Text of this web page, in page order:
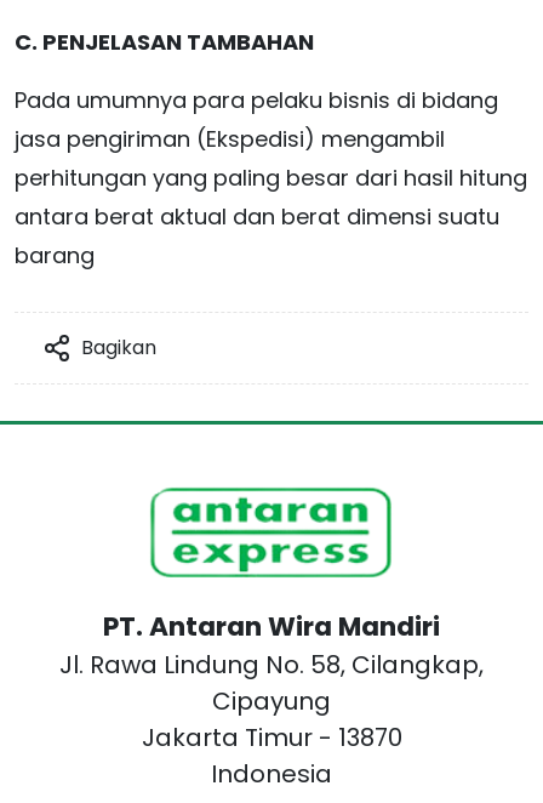
C. PENJELASAN TAMBAHAN
Pada umumnya para pelaku bisnis di bidang
jasa pengiriman (Ekspedisi) mengambil
perhitungan yang paling besar dari hasil hitung
antara berat aktual dan berat dimensi suatu
barang
Bagikan
PT. Antaran Wira Mandiri
Jl. Rawa Lindung No. 58, Cilangkap,
Cipayung
Jakarta Timur - 13870
Indonesia